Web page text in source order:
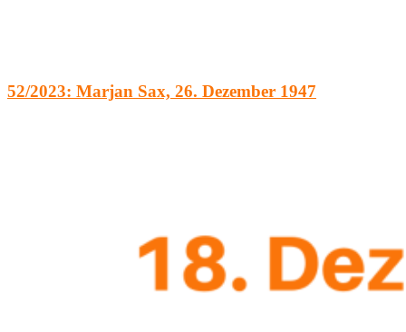
52/2023: Marjan Sax, 26. Dezember 1947